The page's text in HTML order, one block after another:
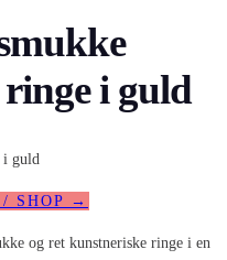
i guld
SHOP →
og ret kunstneriske ringe i en